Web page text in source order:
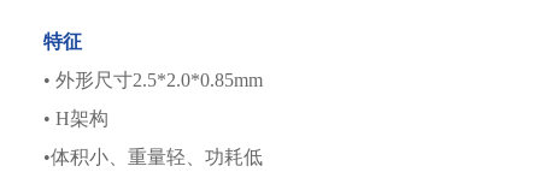
特征
• 外形尺寸2.5*2.0*0.85mm
• H架构
•体积小、重量轻、功耗低